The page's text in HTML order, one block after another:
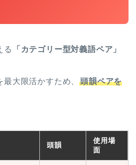
る
「カテゴリー型対義語ペア」
最大限活かすため、頭韻ペアを
頭韻
使用場
面